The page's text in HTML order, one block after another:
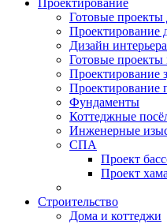
Проектирование
Готовые проекты
Проектирование
Дизайн интерьера
Готовые
Проектирование
Проектирование
Фундаменты
Коттеджные
Инженерные
СПА
Проект
Проект
Строительство
Дома и коттеджи